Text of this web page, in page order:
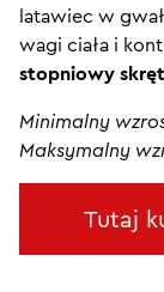
latawiec w
wagi ciała i
stopniowy
Minimalny
Maksymalny
Tutaj